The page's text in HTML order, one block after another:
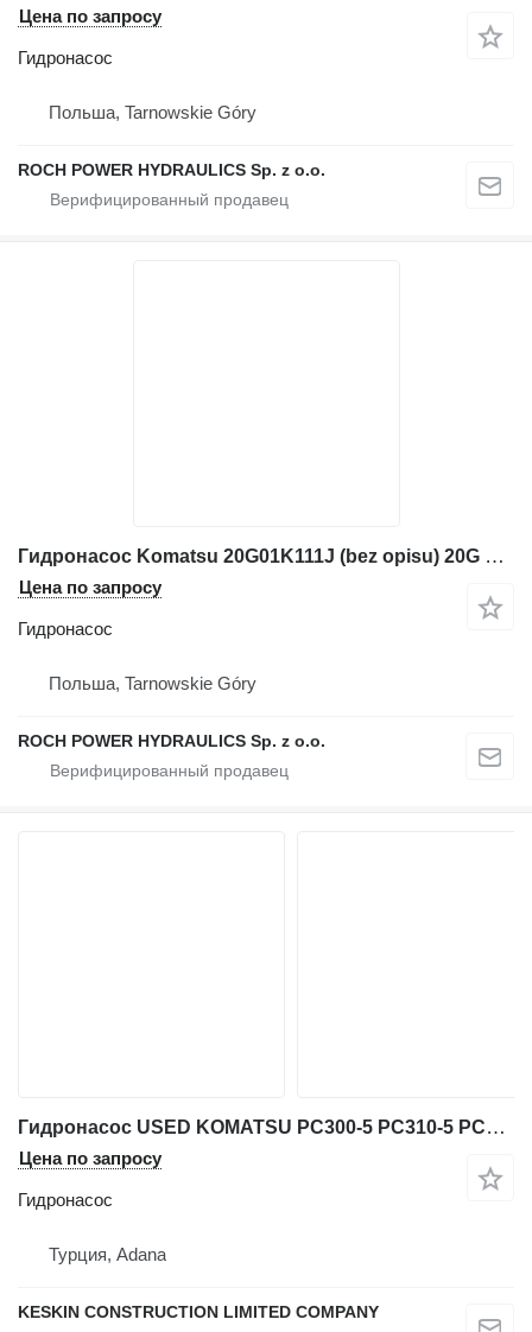
Цена по запросу
Гидронасос
Польша, Tarnowskie Góry
ROCH POWER HYDRAULICS Sp. z o.o.
Гидронасос Komatsu 20G01K111J (bez opisu) 20G 01 K 1111 для экскаватора
Цена по запросу
Гидронасос
Польша, Tarnowskie Góry
ROCH POWER HYDRAULICS Sp. z o.o.
Гидронасос USED KOMATSU PC300-5 PC310-5 PC400-5 EXCAVATOR MAIN PUMP PARTS для экскаватора Komatsu PC300-5 / PC310-5 / PC400-5
Цена по запросу
Гидронасос
Турция, Adana
KESKIN CONSTRUCTION LIMITED COMPANY